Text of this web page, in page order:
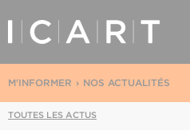
NOS ACTUALITÉS
M'INFORMER
TOUTES LES ACTUS